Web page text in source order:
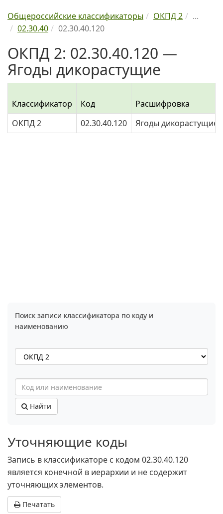
Общероссийские классификаторы ОКПД 2
...
02.30.40
02.30.40.120
ОКПД 2: 02.30.40.120 —
Ягоды дикорастущие
Классификатор Код
Расшифровка
ОКПД 2
02.30.40.120 Ягоды дикорастущие
Поиск записи классификатора по коду и
наименованию
Найти
Уточняющие коды
Запись в классификаторе с кодом 02.30.40.120
является конечной в иерархии и не содержит
уточняющих элементов.
Печатать